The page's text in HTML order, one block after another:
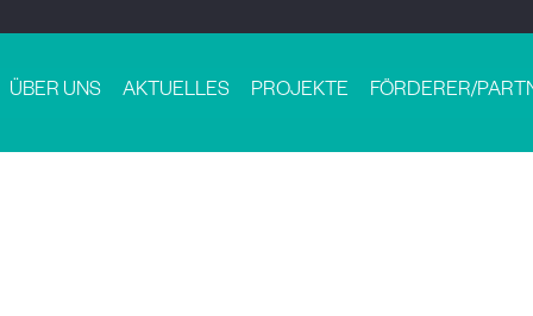
ÜBER UNS AKTUELLES PROJEKTE FÖRDERER/